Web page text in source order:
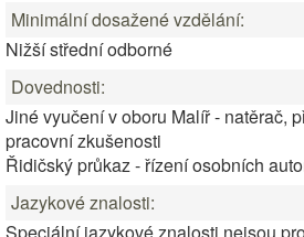
Minimální dosažené vzdělání:
Nižší střední odborné
Dovednosti:
Jiné vyučení v oboru Malíř - natěrač,
pracovní zkušenosti
Řidičský průkaz - řízení osobních
Jazykové znalosti: